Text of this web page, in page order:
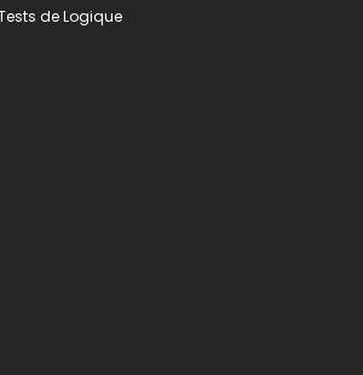
de Logique